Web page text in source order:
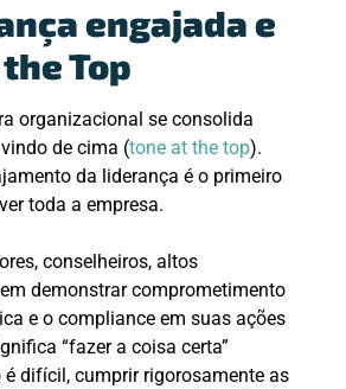
engajada e
Top
organizacional se consolida
de cima (tone at the top).
da liderança é o primeiro
toda a empresa.
conselheiros, altos
demonstrar comprometimento
e o compliance em suas ações
“fazer a coisa certa”
difícil, cumprir rigorosamente as